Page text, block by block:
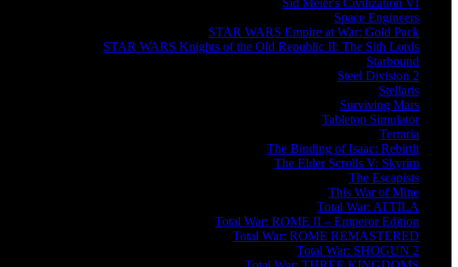
Sid Meier's Civilization VI
Space Engineers
STAR WARS Empire at War: Gold Pack
STAR WARS Knights of the Old Republic II: The Sith Lords
Starbound
Steel Division 2
Stellaris
Surviving Mars
Tabletop Simulator
Terraria
The Binding of Isaac: Rebirth
The Elder Scrolls V: Skyrim
The Escapists
This War of Mine
Total War: ATTILA
Total War: ROME II – Emperor Edition
Total War: ROME REMASTERED
Total War: SHOGUN 2